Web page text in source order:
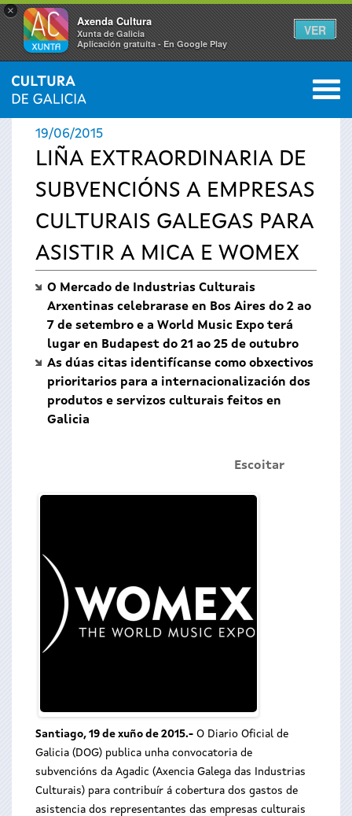
×
Axenda Cultura
Xunta de Galicia
Aplicación gratuíta - En Google Play
VER
Vostede
aquí
INICIO › ACTUALIDADE 0
19/06/2015
LIÑA EXTRAORDINARIA DE
SUBVENCIÓNS A EMPRESAS
CULTURAIS GALEGAS PARA
ASISTIR A MICA E WOMEX
O Mercado de Industrias Culturais
Arxentinas celebrarase en Bos Aires do 2 ao
7 de setembro e a World Music Expo terá
lugar en Budapest do 21 ao 25 de outubro
As dúas citas identifícanse como obxectivos
prioritarios para a internacionalización dos
produtos e servizos culturais feitos en
Galicia
Escoitar
Santiago, 19 de xuño de 2015.- O Diario Oficial de
Galicia (DOG) publica unha convocatoria de
subvencións da Agadic (Axencia Galega das Industrias
Culturais) para contribuír á cobertura dos gastos de
asistencia dos representantes das empresas culturais